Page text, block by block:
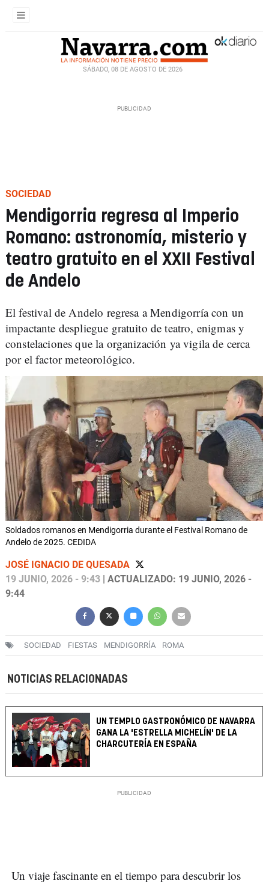
SÁBADO, 08 DE AGOSTO DE 2026
SOCIEDAD
Mendigorria regresa al Imperio
Romano: astronomía, misterio y
teatro gratuito en el XXII Festival
de Andelo
El festival de Andelo regresa a Mendigorría con un
impactante despliegue gratuito de teatro, enigmas y
constelaciones que la organización ya vigila de cerca
por el factor meteorológico.
Soldados romanos en Mendigorria durante el Festival Romano de
Andelo de 2025. CEDIDA
JOSÉ IGNACIO DE QUESADA
19 JUNIO, 2026 - 9:43 | ACTUALIZADO: 19 JUNIO, 2026 -
9:44
SOCIEDAD FIESTAS MENDIGORRÍA ROMA
NOTICIAS RELACIONADAS
UN TEMPLO GASTRONÓMICO DE NAVARRA
GANA LA 'ESTRELLA MICHELÍN' DE LA
CHARCUTERÍA EN ESPAÑA
Un viaje fascinante en el tiempo para descubrir los